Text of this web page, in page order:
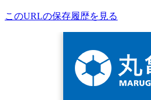
このURLの保存履歴を見る